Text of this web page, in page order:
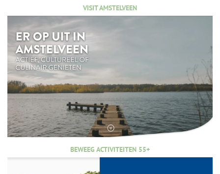
VISIT AMSTELVEEN
BEWEEG ACTIVITEITEN 55+